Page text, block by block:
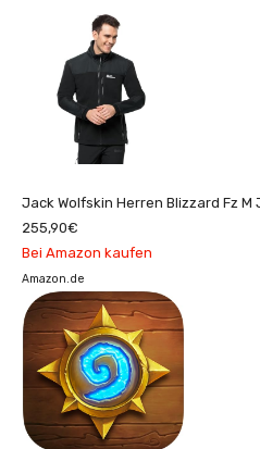
Jack Wolfskin Herren Blizzard Fz M
255,90€
Bei Amazon kaufen
Amazon.de